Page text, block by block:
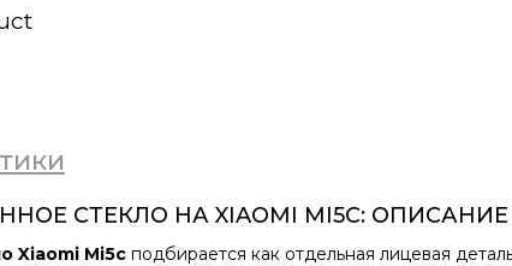
СТЕКЛО НА XIAOMI MI5C:
Xiaomi Mi5c подбирается как отдельная лицевая